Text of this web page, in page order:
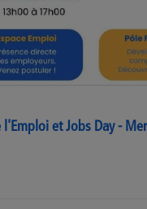
l'Emploi et Jobs Day -